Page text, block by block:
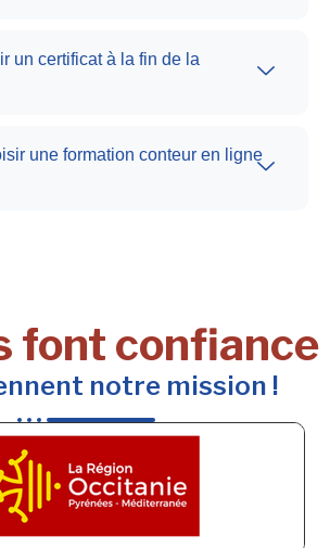
un certificat à la fin de la
une formation conteur en ligne
font confiance
notre mission !